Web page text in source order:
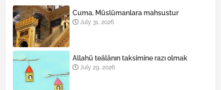
Cuma, Müslümanlara mahsustur
July 31, 2026
Allahü teâlânın taksimine razı olmak
July 29, 2026